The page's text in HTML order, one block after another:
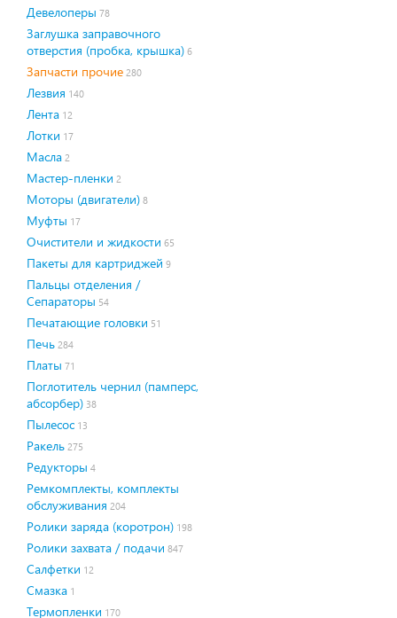
Девелоперы 78
Заглушка заправочного
отверстия (пробка, крышка) 6
Запчасти прочие 280
Лезвия 140
Лента 12
Лотки 17
Масла 2
Мастер-пленки 2
Моторы (двигатели) 8
Муфты 17
Очистители и жидкости 65
Пакеты для картриджей 9
Пальцы отделения /
Сепараторы 54
Печатающие головки 51
Печь 284
Платы 71
Поглотитель чернил (памперс,
абсорбер) 38
Пылесос 13
Ракель 275
Редукторы 4
Ремкомплекты, комплекты
обслуживания 204
Ролики заряда (коротрон) 198
Ролики захвата / подачи 847
Салфетки 12
Смазка 1
Термопленки 170